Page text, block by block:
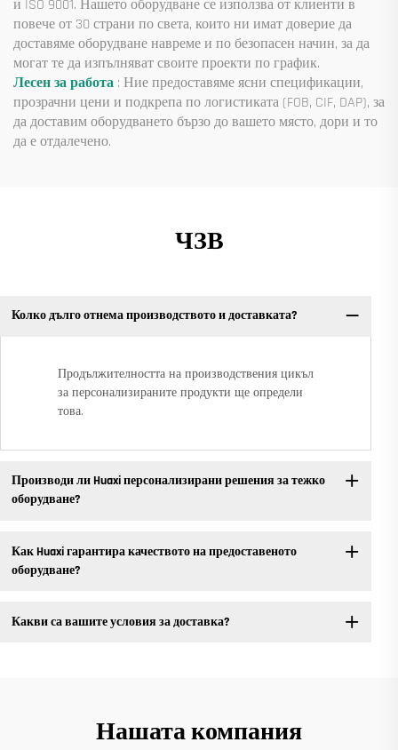
и ISO 9001. Нашето оборудване се използва от клиенти в
повече от 30 страни по света, които ни имат доверие да
доставяме оборудване навреме и по безопасен начин, за да
могат те да изпълняват своите проекти по график.
Лесен за работа : Ние предоставяме ясни спецификации,
прозрачни цени и подкрепа по логистиката (FOB, CIF, DAP), за
да доставим оборудването бързо до вашето място, дори и то
да е отдалечено.
ЧЗВ
Колко дълго отнема производството и доставката?
Продължителността на производствения цикъл
за персонализираните продукти ще определи
това.
Производи ли Huaxi персонализирани решения за тежко
оборудване?
Как Huaxi гарантира качеството на предоставеното
оборудване?
Какви са вашите условия за доставка?
Нашата компания